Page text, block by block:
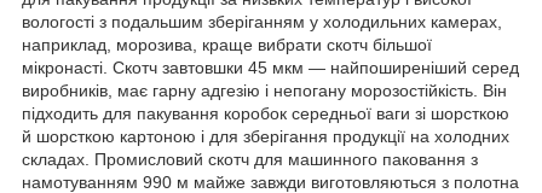
вологості з подальшим зберіганням у холодильних камерах,
наприклад, морозива, краще вибрати скотч більшої
мікронасті. Скотч завтовшки 45 мкм — найпоширеніший серед
виробників, має гарну адгезію і непогану морозостійкість. Він
підходить для пакування коробок середньої ваги зі шорсткою
й шорсткою картоною і для зберігання продукції на холодних
складах. Промисловий скотч для машинного паковання з
намотуванням 990 м майже завжди виготовляються з полотна